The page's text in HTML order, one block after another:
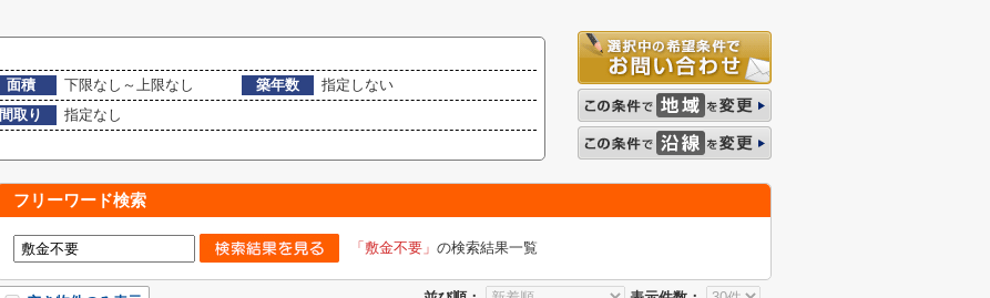
面積 下限なし～上限なし 築年数
指定しない
間取り
指定なし
フリーワード検索
「敷金不要」 の検索結果一覧